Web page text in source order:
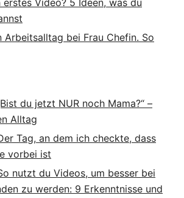
erstes Video? 5 Ideen, was du
Arbeitsalltag bei Frau Chefin. So
du jetzt NUR noch Mama?“ –
Alltag
Tag, an dem ich checkte, dass
vorbei ist
nutzt du Videos, um besser bei
zu werden: 9 Erkenntnisse und